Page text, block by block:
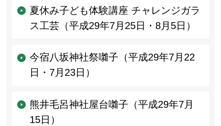
夏休み子ども体験講座 チャレンジガラ
ス工芸（平成29年7月25日・8月5日）
今宿八坂神社祭囃子（平成29年7月22
日・7月23日）
熊井毛呂神社屋台囃子（平成29年7月
15日）